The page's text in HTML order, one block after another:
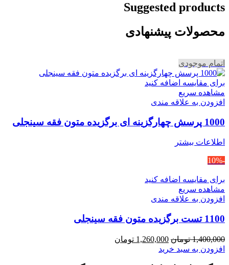
Suggested products
محصولات پیشنهادی
اتمام موجودی
برای مقایسه اضافه کنید
مشاهده سریع
افزودن به علاقه مندی
1000 پرسش چهارگزینه ای برگزیده متون فقه سینجلی
اطلاعات بیشتر
-10%
برای مقایسه اضافه کنید
مشاهده سریع
افزودن به علاقه مندی
1100 تست برگزیده متون فقه سینجلی
1,400,000 تومان قیمت
اصلی
1,260,000 تومان
افزودن به سبد خرید